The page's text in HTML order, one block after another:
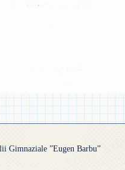
Gimnaziale ”Eugen Barbu”